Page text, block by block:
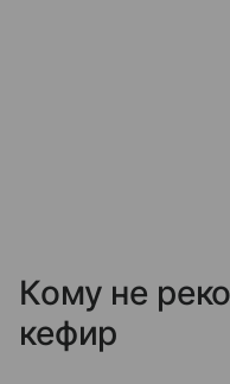
Кому не
кефир